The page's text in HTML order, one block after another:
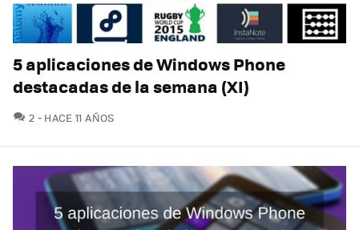
5 aplicaciones de Windows Phone
destacadas de la semana (XI)
2 COMENTARIOS
HACE 11 AÑOS